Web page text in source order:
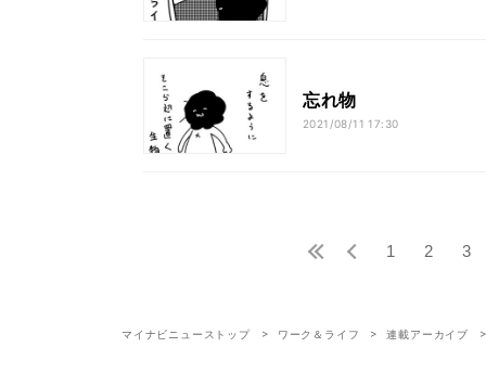
忘れ物
2021/08/11 17:30
1 2 3
マイナビニューストップ ワーク＆ライフ 連載アーカイブ